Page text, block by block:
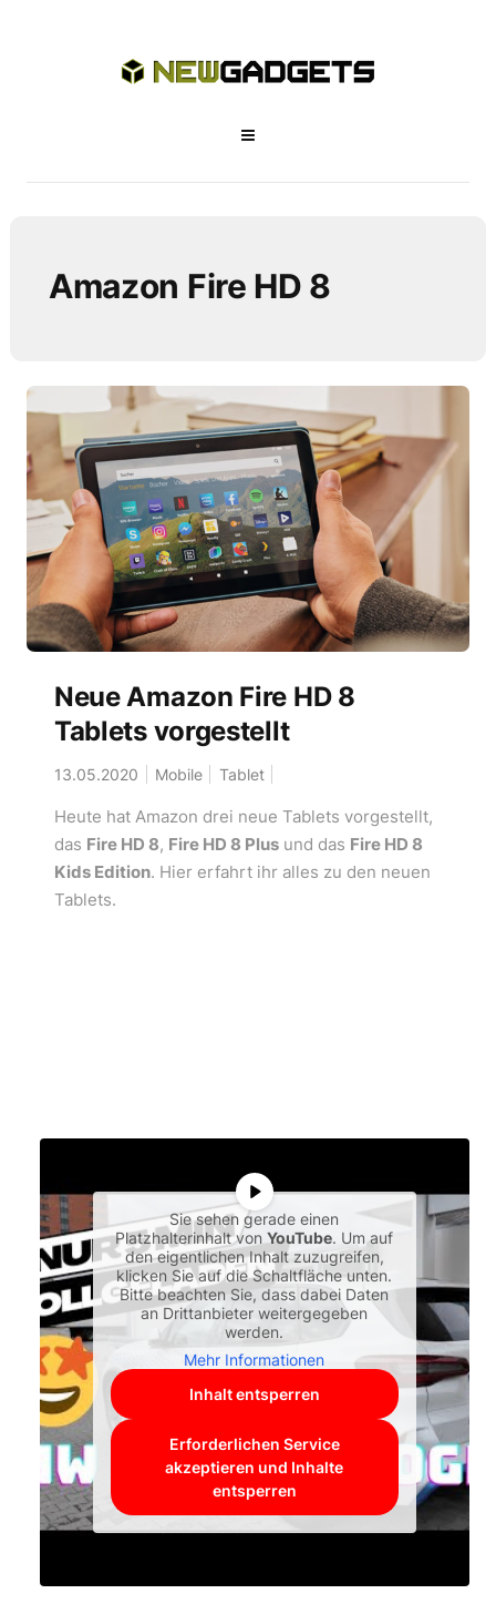
Amazon Fire HD 8
Neue Amazon Fire HD 8
Tablets vorgestellt
13.05.2020 Mobile Tablet
Heute hat Amazon drei neue Tablets vorgestellt,
das Fire HD 8, Fire HD 8 Plusund das Fire HD 8
Kids Edition. Hier erfahrt ihr alles zu den neuen
Tablets.
Sie sehen gerade einen
Platzhalterinhalt vonYouTube. Um auf
den eigentlichen Inhalt zuzugreifen,
klicken Sie auf die Schaltfläche unten.
Bitte beachten Sie, dass dabei Daten
an Drittanbieter weitergegeben
werden.
Mehr Informationen
Inhalt entsperren
Erforderlichen Service
akzeptieren und Inhalte
entsperren